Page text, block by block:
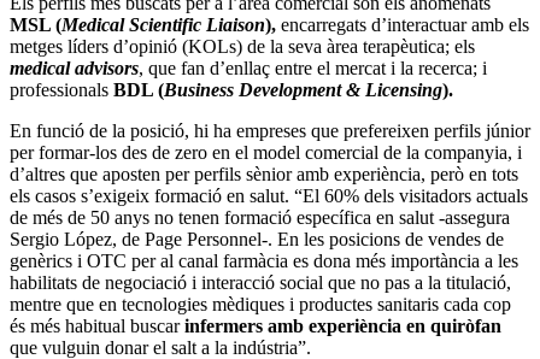
MSL (Medical Scientific Liaison), encarregats d’interactuar amb els
metges líders d’opinió (KOLs) de la seva àrea terapèutica; els
medical advisors, que fan d’enllaç entre el mercat i la recerca; i
professionals BDL (Business Development & Licensing).
En funció de la posició, hi ha empreses que prefereixen perfils júnior
per formar-los des de zero en el model comercial de la companyia, i
d’altres que aposten per perfils sènior amb experiència, però en tots
els casos s’exigeix formació en salut. “El 60% dels visitadors actuals
de més de 50 anys no tenen formació específica en salut -assegura
Sergio López, de Page Personnel-. En les posicions de vendes de
genèrics i OTC per al canal farmàcia es dona més importància a les
habilitats de negociació i interacció social que no pas a la titulació,
mentre que en tecnologies mèdiques i productes sanitaris cada cop
és més habitual buscarinfermers amb experiència en quiròfan
que vulguin donar el salt a la indústria”.